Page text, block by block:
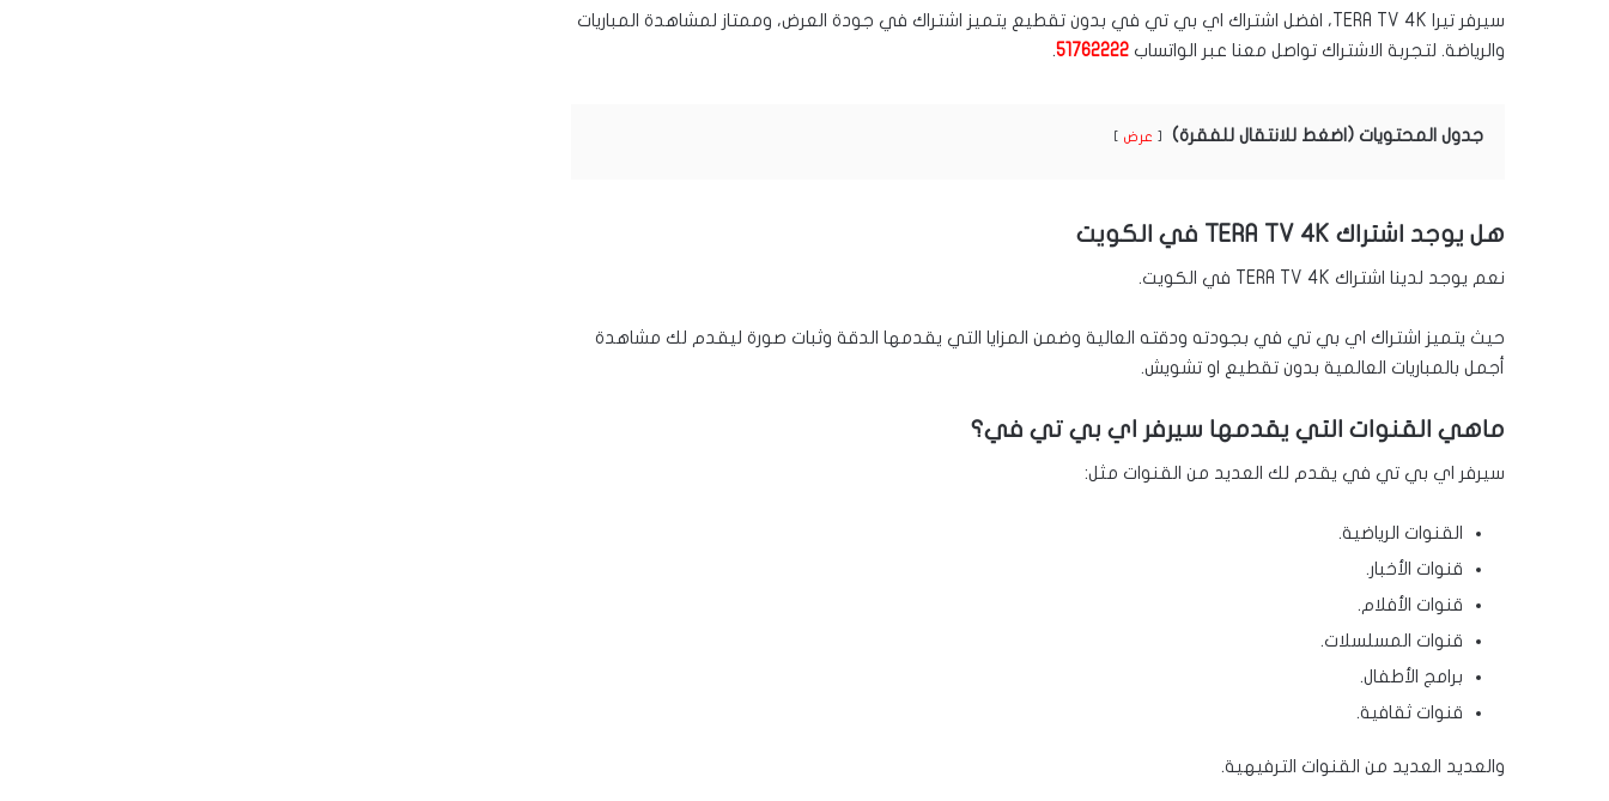
سيرفر تيرا TERA TV 4K، افضل اشتراك اي بي تي في بدون تقطيع يتميز اشتراك في جودة العرض، وممتاز لمشاهدة المباريات
والرياضة. لتجربة الاشتراك تواصل معنا عبر الواتساب 51762222
.
جدول المحتويات (اضغط للانتقال للفقرة) عرض
هل يوجد اشتراك TERA TV 4K في الكويت
نعم يوجد لدينا اشتراك TERA TV 4K في الكويت.
حيث يتميز اشتراك اي بي تي في بجودته ودقته العالية وضمن المزايا التي يقدمها الدقة وثبات صورة ليقدم لك مشاهدة
أجمل بالمباريات العالمية بدون تقطيع او تشويش.
ماهي القنوات التي يقدمها سيرفر اي بي تي في؟
سيرفر اي بي تي في يقدم لك العديد من القنوات مثل:
القنوات الرياضية.
قنوات الأخبار.
قنوات الأفلام.
قنوات المسلسلات.
برامج الأطفال.
قنوات ثقافية.
والعديد العديد من القنوات الترفيهية.